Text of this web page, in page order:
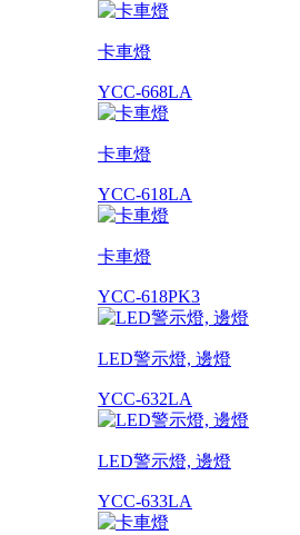
卡車燈
YCC-668LA
卡車燈
YCC-618LA
卡車燈
YCC-618PK3
LED警示燈, 邊燈
YCC-632LA
LED警示燈, 邊燈
YCC-633LA